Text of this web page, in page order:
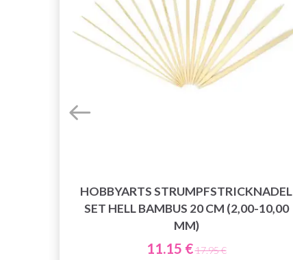
HOBBYARTS STRUMPFSTRICKNADEL
SET HELL BAMBUS 20 CM (2,00-10,00
MM)
11.15 €17.95 €